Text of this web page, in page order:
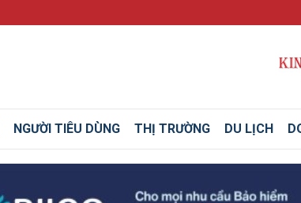
NGƯỜI TIÊU DÙNG THỊ TRƯỜNG DU LỊCH